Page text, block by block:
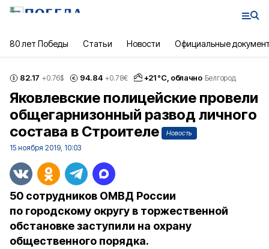
80 лет Победы Статьи Новости Официальные
82.17 +0.76$ 94.84 +0.78€ +21°С, облачно Белгород
Яковлевские полицейские провели
общегарнизонный развод личного
состава в Строителе
Новость
15 ноября 2019, 10:03
50 сотрудников ОМВД России
по городскому округу в торжественной
обстановке заступили на охрану
общественного порядка.